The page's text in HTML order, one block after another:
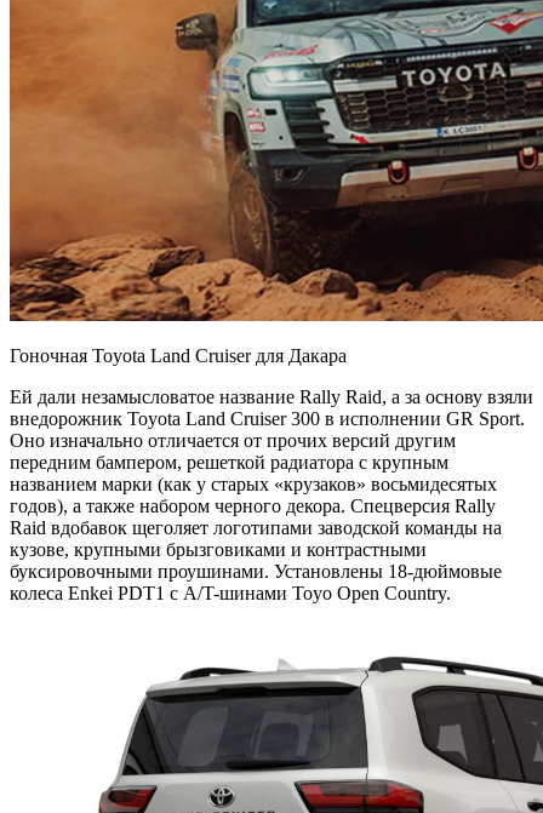
Гоночная Toyota Land Cruiser для Дакара
Ей дали незамысловатое название Rally Raid, а за основу взяли
внедорожник Toyota Land Cruiser 300 в исполнении GR Sport.
Оно изначально отличается от прочих версий другим
передним бампером, решеткой радиатора с крупным
названием марки (как у старых «крузаков» восьмидесятых
годов), а также набором черного декора. Спецверсия Rally
Raid вдобавок щеголяет логотипами заводской команды на
кузове, крупными брызговиками и контрастными
буксировочными проушинами. Установлены 18-дюймовые
колеса Enkei PDT1 с A/T-шинами Toyo Open Country.